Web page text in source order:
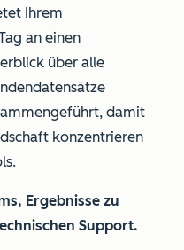
Ihrem
an einen
über alle
damit
konzentrieren
Ergebnisse zu
Support.